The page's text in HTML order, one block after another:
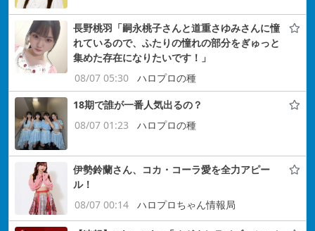
長野桃羽「嗣永桃子さんと道重さゆみさんに憧
れているので、ふたりの憧れの部分をぎゅっと
集めた存在になりたいです！」
08/07 05:30
ハロプロの種
18期で誰が一番人気出るの？
08/07 01:23
ハロプロの種
伊勢鈴蘭さん、コカ・コーラ愛を全力アピー
ル！
08/07 00:14
ハロプロちゃん情報局